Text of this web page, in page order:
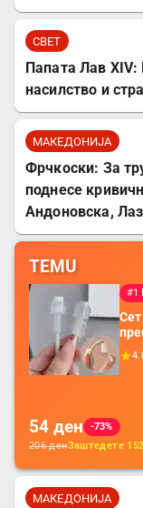
СВЕТ
Папата Лав XIV:
насилство и
МАКЕДОНИЈА
Фрчкоски: За
поднесе
Андоновска,
TEMU
#1
54 ден
-73%
206денЗаштедете
МАКЕДОНИЈА